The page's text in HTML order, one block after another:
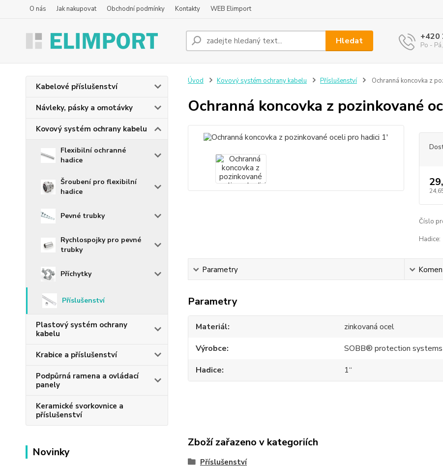
O nás Jak nakupovat Obchodní podmínky Kontakty WEB Elimport
Hledat +420
Po -
Kabelové příslušenství
Návleky, pásky a omotávky
Kovový systém ochrany kabelu
Flexibilní ochranné
hadice
Šroubení pro flexibilní
hadice
Pevné trubky
Rychlospojky pro pevné
trubky
Příchytky
Příslušenství
Plastový systém ochrany
kabelu
Krabice a příslušenství
Podpůrná ramena a ovládací
panely
Keramické svorkovnice a
příslušenství
Novinky
Úvod Kovový systém ochrany kabelu Příslušenství Ochranná koncovka z
Ochranná koncovka z pozinkované
Číslo
Hadice:
Parametry
Parametry
Materiál
zinkovaná ocel
Výrobce
SOBB® protection systems
Hadice
1“
Zboží zařazeno v kategoriích
Příslušenství